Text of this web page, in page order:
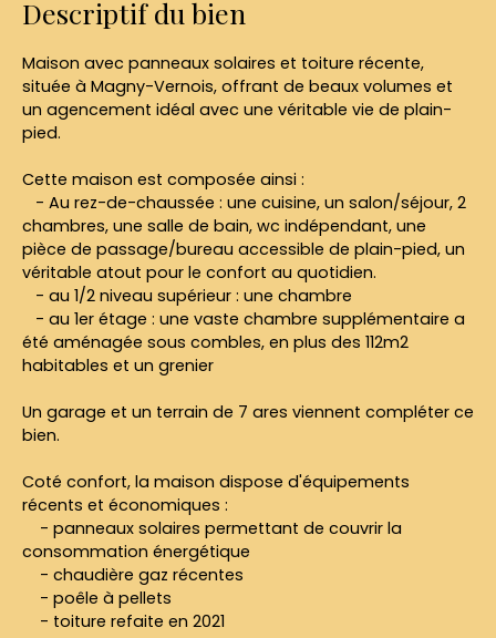
Descriptif du bien
Maison avec panneaux solaires et toiture récente,
située à Magny-Vernois, offrant de beaux volumes et
un agencement idéal avec une véritable vie de plain-
pied.
Cette maison est composée ainsi :
- Au rez-de-chaussée : une cuisine, un salon/séjour, 2
chambres, une salle de bain, wc indépendant, une
pièce de passage/bureau accessible de plain-pied, un
véritable atout pour le confort au quotidien.
- au 1/2 niveau supérieur : une chambre
- au 1er étage : une vaste chambre supplémentaire a
été aménagée sous combles, en plus des 112m2
habitables et un grenier
Un garage et un terrain de 7 ares viennent compléter ce
bien.
Coté confort, la maison dispose d'équipements
récents et économiques :
- panneaux solaires permettant de couvrir la
consommation énergétique
- chaudière gaz récentes
- poêle à pellets
- toiture refaite en 2021